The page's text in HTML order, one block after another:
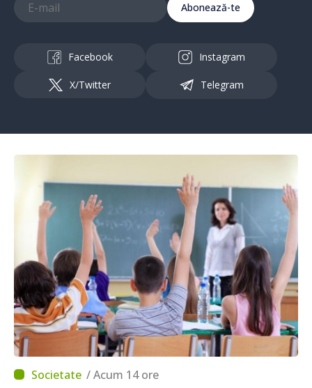
Abonează-te
Facebook Instagram
X/Twitter Telegram
/ Acum 14 ore